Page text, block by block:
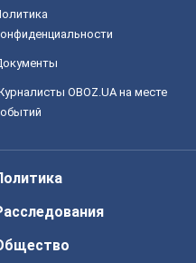
OBOZ.UA на месте